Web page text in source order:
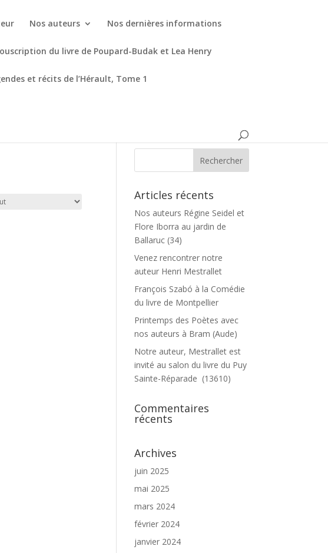
Nos auteurs Nos dernières informations
du livre de Poupard-Budak et Lea Henry
et récits de l’Hérault, Tome 1
Articles récents
Nos auteurs Régine Seidel et
Flore Iborra au jardin de
Ballaruc (34)
Venez rencontrer notre
auteur Henri Mestrallet
François Szabó à la Comédie
du livre de Montpellier
Printemps des Poètes avec
nos auteurs à Bram (Aude)
Notre auteur, Mestrallet est
invité au salon du livre du Puy
Sainte-Réparade (13610)
Commentaires
récents
Archives
juin 2025
mai 2025
mars 2024
février 2024
janvier 2024